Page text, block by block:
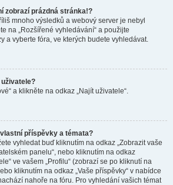
zobrazí prázdná stránka!?
mnoho výsledků a webový server je nebyl
na „Rozšířené vyhledávání“ a použijte
a vyberte fóra, ve kterých budete vyhledávat.
a klikněte na odkaz „Najít uživatele“.
příspěvky a témata?
vyhledat buď kliknutím na odkaz „Zobrazit vaše
panelu“, nebo kliknutím na odkaz
ve vašem „Profilu“ (zobrazí se po kliknutí na
kliknutím na odkaz „Vaše příspěvky“ v nabídce
nahoře na fóru. Pro vyhledání vašich témat